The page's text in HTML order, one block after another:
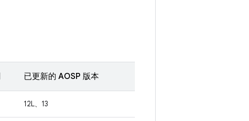
已更新的 AOSP 版本
12L、13